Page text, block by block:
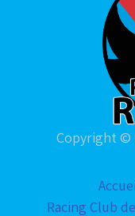
Copyright ©
Racing Club